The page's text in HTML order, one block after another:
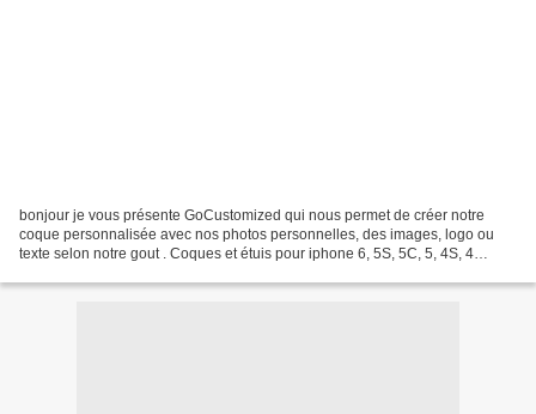
bonjour je vous présente GoCustomized qui nous permet de créer notre
coque personnalisée avec nos photos personnelles, des images, logo ou
texte selon notre gout . Coques et étuis pour iphone 6, 5S, 5C, 5, 4S, 4